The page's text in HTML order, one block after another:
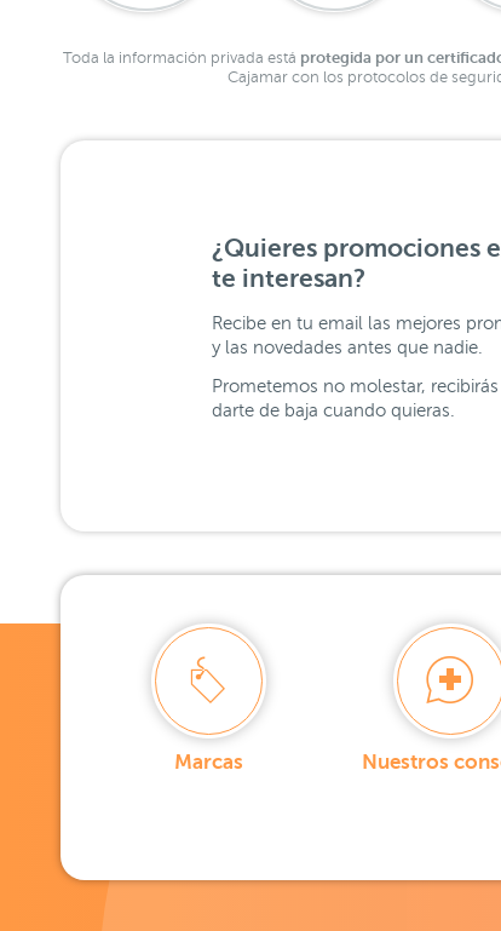
Toda la información privada está protegida por un certificado
Cajamar con los protocolos de
¿Quieres promociones
te interesan?
Recibe en tu email las mejores
y las novedades antes que nadie.
Prometemos no molestar,
darte de baja cuando quieras.
Marcas Nuestros